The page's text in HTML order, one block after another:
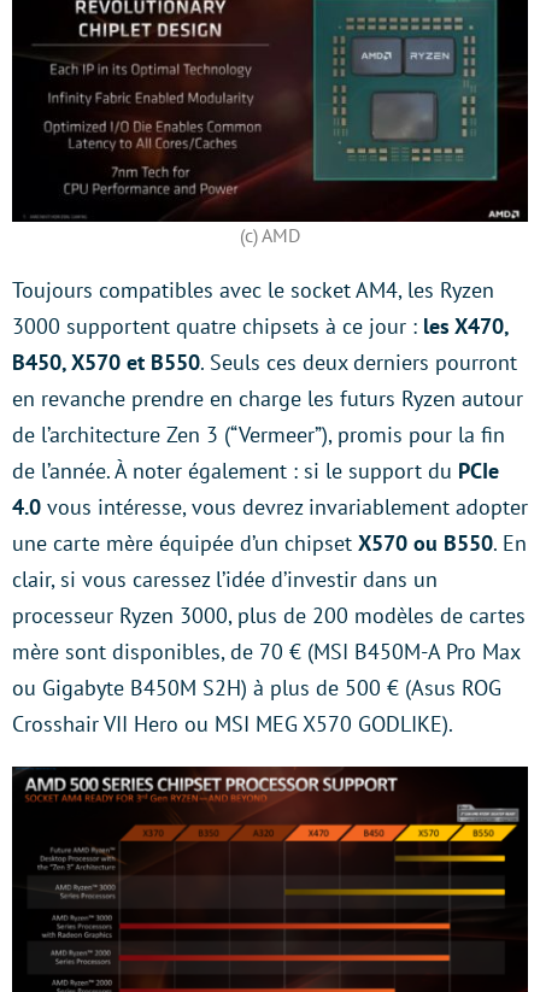
(c) AMD
Toujours compatibles avec le socket AM4, les Ryzen
3000 supportent quatre chipsets à ce jour : les X470,
B450, X570 et B550. Seuls ces deux derniers pourront
en revanche prendre en charge les futurs Ryzen autour
de l’architecture Zen 3 (“Vermeer”), promis pour la fin
de l’année. À noter également : si le support du PCIe
4.0 vous intéresse, vous devrez invariablement adopter
une carte mère équipée d’un chipset X570 ou B550. En
clair, si vous caressez l’idée d’investir dans un
processeur Ryzen 3000, plus de 200 modèles de cartes
mère sont disponibles, de 70 € (MSI B450M-A Pro Max
ou Gigabyte B450M S2H) à plus de 500 € (Asus ROG
Crosshair VII Hero ou MSI MEG X570 GODLIKE).